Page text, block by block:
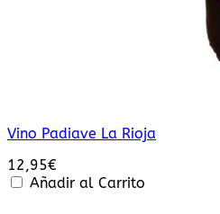
Vino Padiave La Rioja
12,95€
Añadir al Carrito